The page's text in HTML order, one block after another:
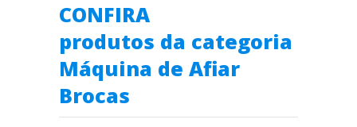
CONFIRA
produtos da categoria
Máquina de Afiar
Brocas